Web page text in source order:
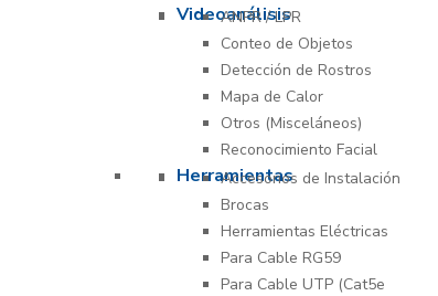
Videoanálisis
ANPR / LPR
Conteo de Objetos
Detección de Rostros
Mapa de Calor
Otros (Misceláneos)
Reconocimiento Facial
Herramientas
Accesorios de Instalación
Brocas
Herramientas Eléctricas
Para Cable RG59
Para Cable UTP (Cat5e